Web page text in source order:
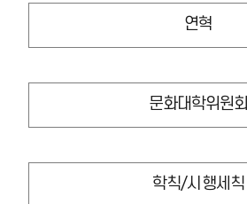
연혁
문화대학위원회
학칙/시행세칙